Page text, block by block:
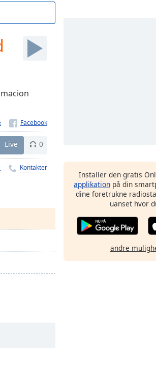
Live 0
Kontakter
Installer den gratis
applikation på din
dine foretrukne
uanset hvor
andre